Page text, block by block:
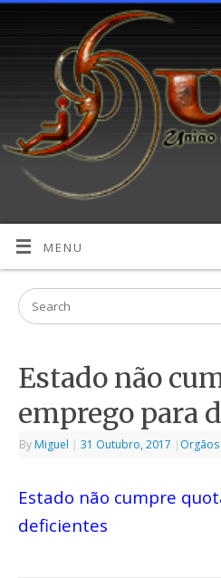
MENU
Estado não
emprego para
By Miguel | 31 Outubro, 2017 |
Estado não cumpre
deficientes